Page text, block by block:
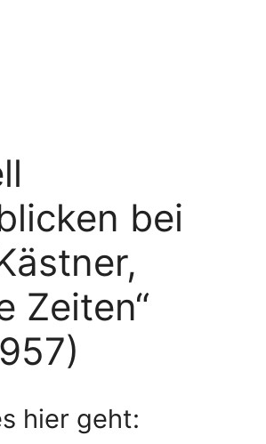
bei
Zeiten“
hier geht: